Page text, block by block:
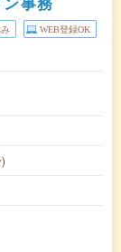
WEB登録OK